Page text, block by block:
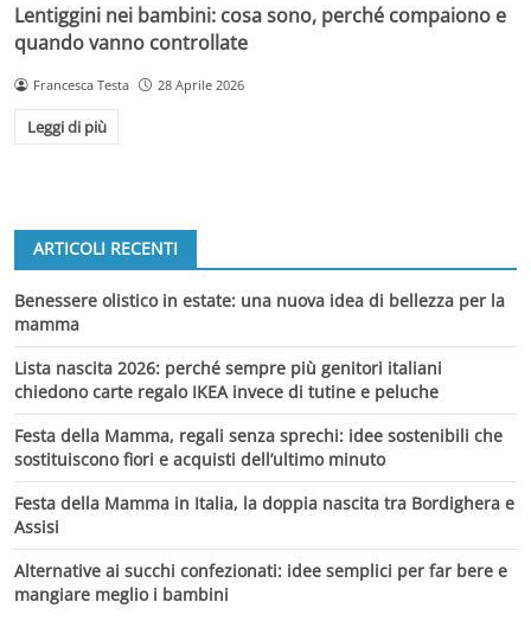
Lentiggini nei bambini: cosa sono, perché compaiono e
quando vanno controllate
Francesca Testa 28 Aprile 2026
Leggi di più
ARTICOLI RECENTI
Benessere olistico in estate: una nuova idea di bellezza per la
mamma
Lista nascita 2026: perché sempre più genitori italiani
chiedono carte regalo IKEA invece di tutine e peluche
Festa della Mamma, regali senza sprechi: idee sostenibili che
sostituiscono fiori e acquisti dell’ultimo minuto
Festa della Mamma in Italia, la doppia nascita tra Bordighera e
Assisi
Alternative ai succhi confezionati: idee semplici per far bere e
mangiare meglio i bambini